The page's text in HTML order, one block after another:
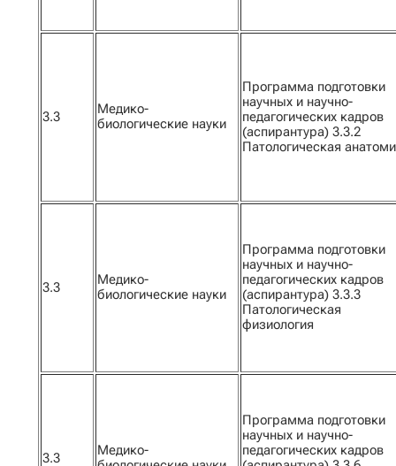
3.3
Медико-
биологические науки
Программа подготовки
научных и научно-
педагогических кадров
(аспирантура) 3.3.2
Патологическая
3.3
Медико-
биологические науки
Программа подготовки
научных и научно-
педагогических кадров
(аспирантура) 3.3.3
Патологическая
физиология
3.3
Медико-
Программа подготовки
научных и научно-
педагогических кадров